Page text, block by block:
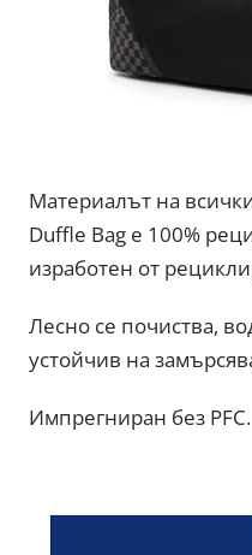
Материалът на
Duffle Bag е 100%
изработен от
Лесно се почиства,
устойчив на
Импрегниран без PFC.